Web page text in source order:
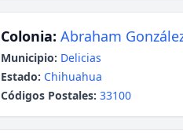
Colonia: Abraham
Municipio: Delicias
Estado: Chihuahua
Códigos Postales: 33100